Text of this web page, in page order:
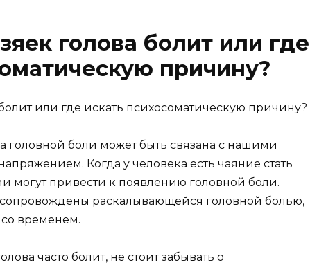
голова болит или где
причину?
головной боли может быть связана с нашими
Когда у человека есть чаяние стать
могут привести к появлению головной боли.
раскалывающейся головной болью,
со временем.
часто болит, не стоит забывать о